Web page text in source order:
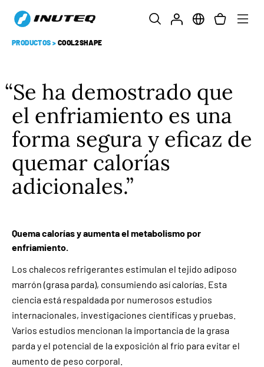
PRODUCTOS > COOL2SHAPE
Se ha demostrado que
el enfriamiento es una
forma segura y eficaz de
quemar calorías
adicionales.
Quema calorías y aumenta el metabolismo por
enfriamiento.
Los chalecos refrigerantes estimulan el tejido adiposo
marrón (grasa parda), consumiendo así calorías. Esta
ciencia está respaldada por numerosos estudios
internacionales, investigaciones científicas y pruebas.
Varios estudios mencionan la importancia de la grasa
parda y el potencial de la exposición al frío para evitar el
aumento de peso corporal.